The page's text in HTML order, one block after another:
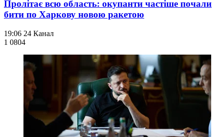
Пролітає всю область: окупанти частіше почали
бити по Харкову новою ракетою
19:06 24 Канал
1 0804